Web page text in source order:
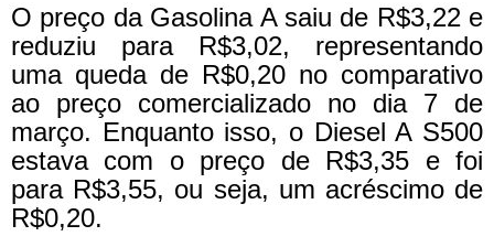
O preço da Gasolina A saiu de R$3,22 e
reduziu para R$3,02, representando
uma queda de R$0,20 no comparativo
ao preço comercializado no dia 7 de
março. Enquanto isso, o Diesel A S500
estava com o preço de R$3,35 e foi
para R$3,55, ou seja, um acréscimo de
R$0,20.